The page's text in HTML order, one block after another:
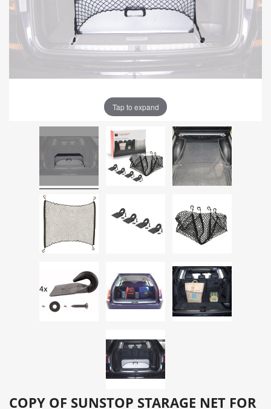
Tap to expand
COPY OF SUNSTOP STARAGE NET FOR